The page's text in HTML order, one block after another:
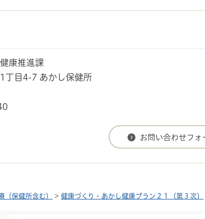
康推進課
丁目4-7 あかし保健所
（保健所含む） > 健康づくり・あかし健康プラン２１（第３次）